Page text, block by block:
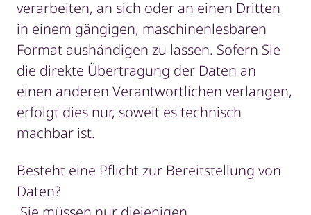
verarbeiten, an sich oder an einen Dritten
in einem gängigen, maschinenlesbaren
Format aushändigen zu lassen. Sofern Sie
die direkte Übertragung der Daten an
einen anderen Verantwortlichen verlangen,
erfolgt dies nur, soweit es technisch
machbar ist.
Besteht eine Pflicht zur Bereitstellung von
Daten?